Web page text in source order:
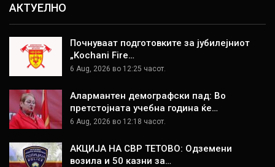
АКТУЕЛНО
Почнуваат подготовките за јубилејниот
„Kochani Fire…
6 Aug, 2026 во 12:25 часот.
Алармантен демографски пад: Во
претстојната учебна година ќе…
6 Aug, 2026 во 12:18 часот.
АКЦИЈА НА СВР ТЕТОВО: Одземени
возила и 50 казни за…